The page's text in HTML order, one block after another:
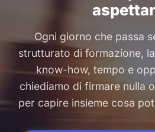
Ogni giorno che passa
strutturato di formazione,
know-how, tempo e
chiediamo di firmare nulla
per capire insieme cosa